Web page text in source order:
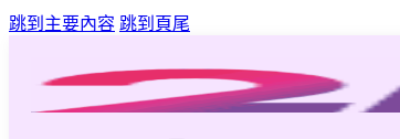
跳到主要內容 跳到頁尾